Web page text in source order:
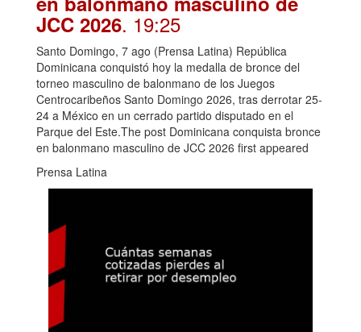
JCC 2026. 19:25
Santo Domingo, 7 ago (Prensa Latina) República
Dominicana conquistó hoy la medalla de bronce del
torneo masculino de balonmano de los Juegos
Centrocaribeños Santo Domingo 2026, tras derrotar 25-
24 a México en un cerrado partido disputado en el
Parque del Este.The post Dominicana conquista bronce
en balonmano masculino de JCC 2026 first appeared
Prensa Latina